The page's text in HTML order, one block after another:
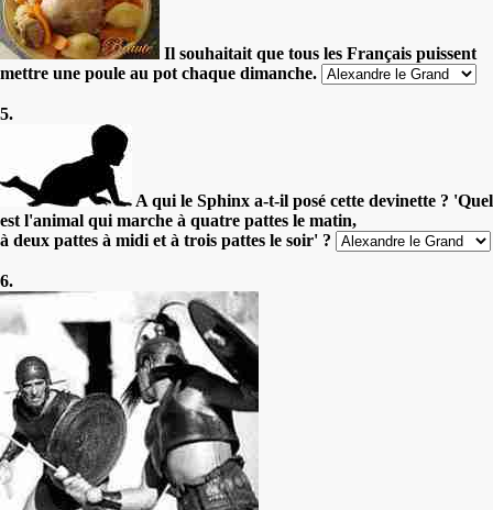
Il souhaitait que tous les Français puissent
mettre une poule au pot chaque dimanche.
5.
A qui le Sphinx a-t-il posé cette devinette ? 'Quel
est l'animal qui marche à quatre pattes le matin,
à deux pattes à midi et à trois pattes le soir' ?
6.